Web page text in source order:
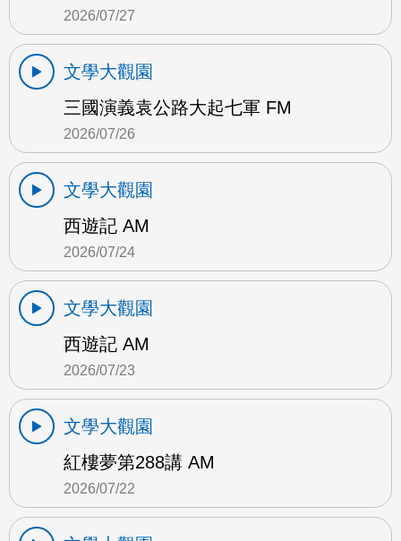
2026/07/27
文學大觀園
三國演義袁公路大起七軍 FM
2026/07/26
文學大觀園
西遊記 AM
2026/07/24
文學大觀園
西遊記 AM
2026/07/23
文學大觀園
紅樓夢第288講 AM
2026/07/22